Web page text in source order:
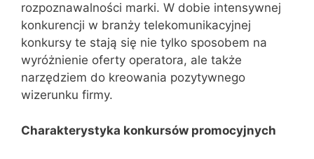
rozpoznawalności marki. W dobie intensywnej
konkurencji w branży telekomunikacyjnej
konkursy te stają się nie tylko sposobem na
wyróżnienie oferty operatora, ale także
narzędziem do kreowania pozytywnego
wizerunku firmy.
Charakterystyka konkursów promocyjnych